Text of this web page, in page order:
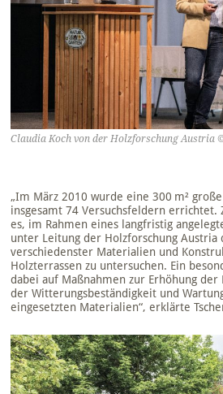
Claudia Koch von der Holzforschung Austria
„Im März 2010 wurde eine 300 m²
insgesamt 74 Versuchsfeldern errichtet.
es, im Rahmen eines langfristig
unter Leitung der Holzforschung Austria
verschiedenster Materialien und
Holzterrassen zu untersuchen. Ein
dabei auf Maßnahmen zur Erhöhung der
der Witterungsbeständigkeit und
eingesetzten Materialien“, erklärte